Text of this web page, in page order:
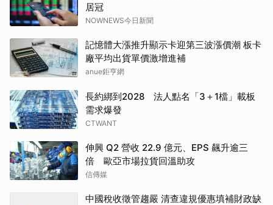
居冠
NOWNEWS今日新聞
記憶體大漲推升顯示卡迎第三波漲價潮 板卡
廠平均出貨單價激增進補
anue鉅亨網
長約綁到2028 法人點名「3＋1檔」載板
需求爆發
CTWANT
伸興 Q2 營收 22.9 億元、EPS 飆升逾三
倍 歐亞市場拉貨回溫助攻
信傳媒
中國稅收徵管趨嚴 清查違規優惠填補財政缺